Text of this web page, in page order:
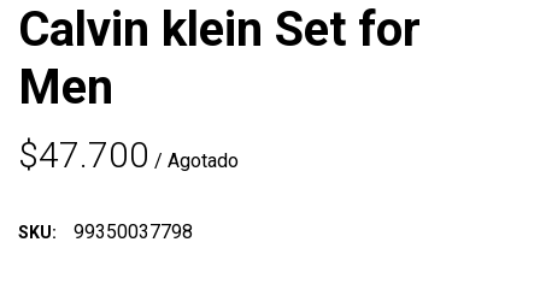
Calvin klein Set for
Men
$47.700 / Agotado
SKU: 99350037798